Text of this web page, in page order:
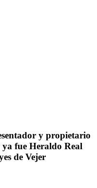
y propietario
fue Heraldo Real
de Vejer